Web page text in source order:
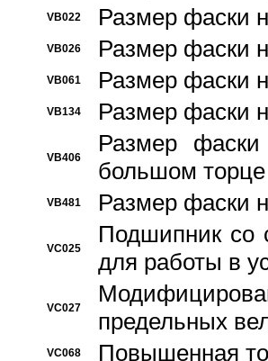
VB022 Размер фаски
VB026 Размер фаски
VB061 Размер фаски
VB134 Размер фаски
VB406
Размер
большом
VB481 Размер фаски
VC025
Подшипник со
для работы в
VC027
предельных
VC068 Повышенная